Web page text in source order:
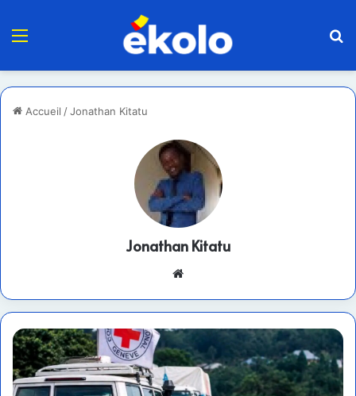
Menu
Accueil /Jonathan Kitatu
Jonathan Kitatu